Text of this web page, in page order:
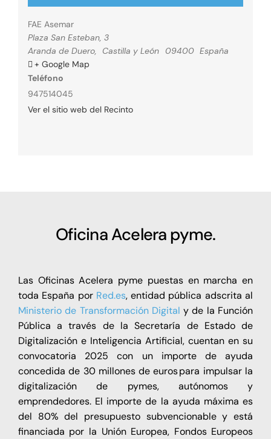
FAE Asemar
Plaza San Esteban, 3
Aranda de Duero, Castilla y León 09400 España
+ Google Map
Teléfono
947514045
Ver el sitio web del Recinto
Oficina Acelera pyme.
Las Oficinas Acelera pyme puestas en marcha en
toda España por Red.es, entidad pública adscrita al
Ministerio de Transformación Digital y de la Función
Pública a través de la Secretaría de Estado de
Digitalización e Inteligencia Artificial, cuentan en su
convocatoria 2025 con un importe de ayuda
concedida de 30 millones de euros para impulsar la
digitalización de pymes, autónomos y
emprendedores. El importe de la ayuda máxima es
del 80% del presupuesto subvencionable y está
financiada por la Unión Europea, Fondos Europeos